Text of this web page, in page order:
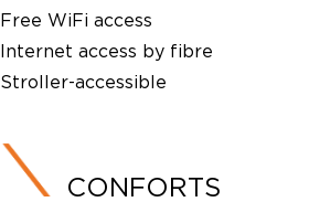
Free WiFi access
Internet access by fibre
Stroller-accessible
CONFORTS